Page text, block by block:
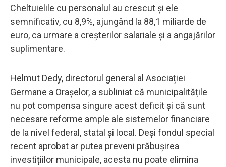
Cheltuielile cu personalul au crescut și ele
semnificativ, cu 8,9%, ajungând la 88,1 miliarde de
euro, ca urmare a creșterilor salariale și a angajărilor
suplimentare.
Helmut Dedy, directorul general al Asociației
Germane a Orașelor, a subliniat că municipalitățile
nu pot compensa singure acest deficit și că sunt
necesare reforme ample ale sistemelor financiare
de la nivel federal, statal și local. Deși fondul special
recent aprobat ar putea preveni prăbușirea
investițiilor municipale, acesta nu poate elimina